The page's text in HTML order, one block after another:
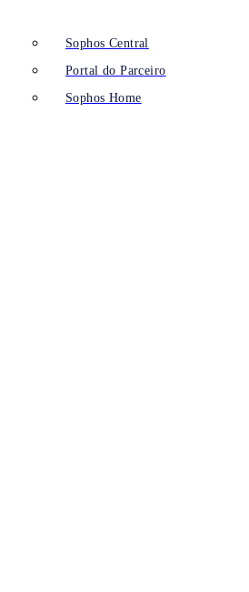
Sophos Central
Portal do Parceiro
Sophos Home